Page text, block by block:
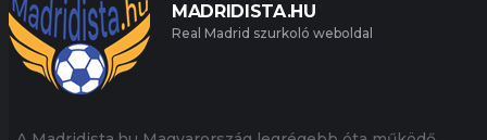
MADRIDISTA.HU
Real Madrid szurkoló weboldal